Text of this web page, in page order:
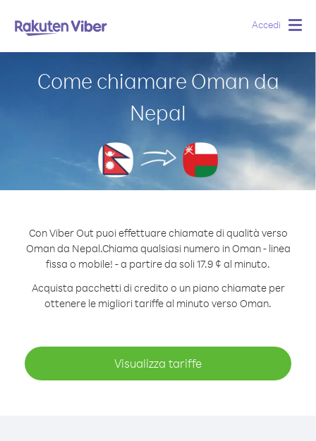
Accedi
Come chiamare Oman da
Nepal
Con Viber Out puoi effettuare chiamate di qualità verso
Oman da Nepal.Chiama qualsiasi numero in Oman - linea
fissa o mobile! - a partire da soli 17.9 ¢ al minuto.
Acquista pacchetti di credito o un piano chiamate per
ottenere le migliori tariffe al minuto verso Oman.
Visualizza tariffe